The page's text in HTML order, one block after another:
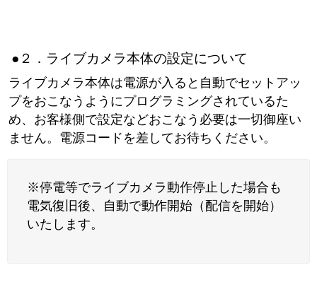
●２．ライブカメラ本体の設定について
ライブカメラ本体は電源が入ると自動でセットアッ
プをおこなうようにプログラミングされているた
め、お客様側で設定などおこなう必要は一切御座い
ません。電源コードを差してお待ちください。
※停電等でライブカメラ動作停止した場合も
電気復旧後、自動で動作開始（配信を開始）
いたします。